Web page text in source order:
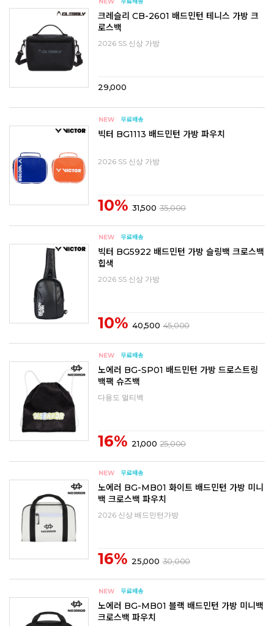
크레슬리 CB-2601 배드민턴 테니스 가방 크
로스백
2026 SS 신상 가방
29,000
빅터 BG1113 배드민턴 가방 파우치
2026 SS 신상 가방
10% 31,500 35,000
빅터 BG5922 배드민턴 가방 슬링백 크로스백
힙색
2026 SS 신상 가방
10% 40,500 45,000
노에러 BG-SP01 배드민턴 가방 드로스트링
백팩 슈즈백
다용도 멀티백
16% 21,000 25,000
노에러 BG-MB01 화이트 배드민턴 가방 미니
백 크로스백 파우치
2026 신상 배드민턴가방
16% 25,000 30,000
노에러 BG-MB01 블랙 배드민턴 가방 미니백
크로스백 파우치